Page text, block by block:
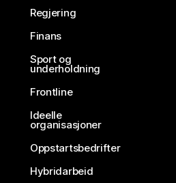
Regjering
Finans
Sport og
underholdning
Frontline
Ideelle
organisasjoner
Oppstartsbedrifter
Hybridarbeid